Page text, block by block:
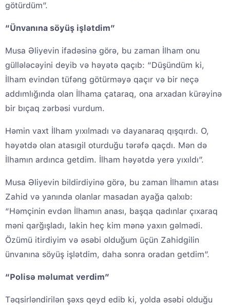
götürdüm”.
“Ünvanına söyüş işlətdim”
Musa Əliyevin ifadəsinə görə, bu zaman İlham onu
güllələcəyini deyib və həyətə qaçıb: “Düşündüm ki,
İlham evindən tüfəng götürməyə qaçır və bir neçə
addımlığında olan İlhama çataraq, ona arxadan kürəyinə
bir bıçaq zərbəsi vurdum.
Həmin vaxt İlham yıxılmadı və dayanaraq qışqırdı. O,
həyətdə olan atasıgil oturduğu tərəfə qaçdı. Mən də
İlhamın ardınca getdim. İlham həyətdə yerə yıxıldı”.
Musa Əliyevin bildirdiyinə görə, bu zaman İlhamın atası
Zahid və yanında olanlar masadan ayağa qalxıb:
“Həmçinin evdən İlhamın anası, başqa qadınlar çıxaraq
məni qarğışladı, lakin heç kim mənə yaxın gəlmədi.
Özümü itirdiyim və əsəbi olduğum üçün Zahidgilin
ünvanına söyüş işlətdim, daha sonra oradan getdim”.
“Polisə məlumat verdim”
Təqsirləndirilən şəxs qeyd edib ki, yolda əsəbi olduğu